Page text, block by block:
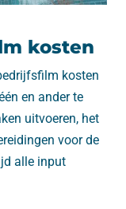
kosten
kosten
en ander te
uitvoeren, het
voor de
alle input